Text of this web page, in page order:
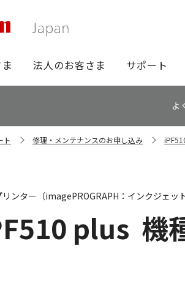
法人のお客さま サポート
よ
ト 修理・メンテナンスのお申し込み
plus 機
ンター（imagePROGRAPH：インクジェット